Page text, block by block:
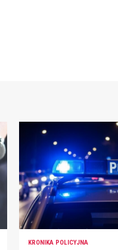
KRONIKA POLICYJNA